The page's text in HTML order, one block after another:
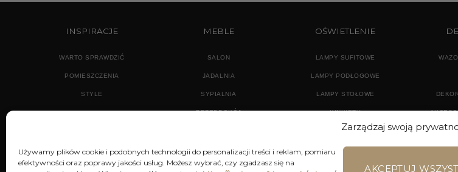
Zarządzaj swoją
Używamy plików cookie i podobnych technologii do personalizacji treści i reklam, pomiaru
efektywności oraz poprawy jakości usług. Możesz wybrać, czy zgadzasz się na
AKCEPTUJ
INSPIRACJE
WARTO SPRAWDZIĆ
POMIESZCZENIA
STYLE
MEBLE
SALON
JADALNIA
SYPIALNIA
PRZEDPOKÓJ
OŚWIETLENIE
LAMPY SUFITOWE
LAMPY PODŁOGOWE
LAMPY STOŁOWE
KINKIETY